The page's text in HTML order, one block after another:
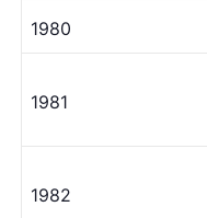
1980
1981
1982